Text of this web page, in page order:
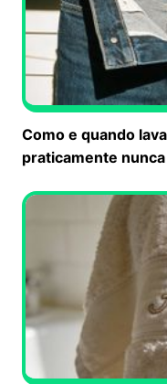
Como e quando
praticamente